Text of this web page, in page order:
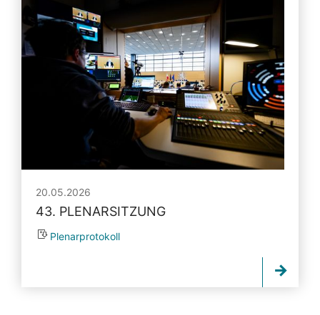
20.05.2026
43. PLENARSITZUNG
Plenarprotokoll